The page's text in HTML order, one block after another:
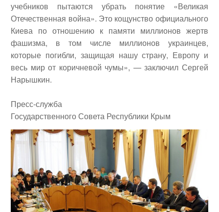
учебников пытаются убрать понятие «Великая
Отечественная война». Это кощунство официального
Киева по отношению к памяти миллионов жертв
фашизма, в том числе миллионов украинцев,
которые погибли, защищая нашу страну, Европу и
весь мир от коричневой чумы», — заключил Сергей
Нарышкин.
Пресс-служба
Государственного Совета Республики Крым